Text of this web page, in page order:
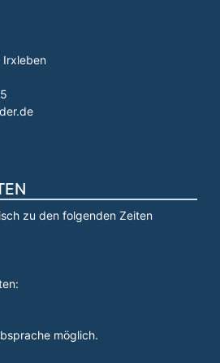
Irxleben
zu den folgenden Zeiten
möglich.